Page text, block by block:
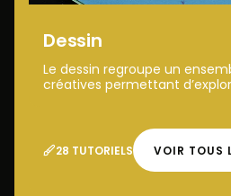
Dessin
Le dessin regroupe un
créatives permettant
28 TUTORIELS VOIR TOUS